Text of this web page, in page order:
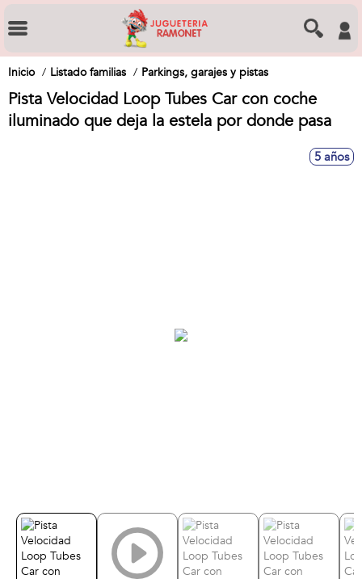
Inicio Listado familias Parkings, garajes y pistas
Pista Velocidad Loop Tubes Car con coche
iluminado que deja la estela por donde pasa
5 años